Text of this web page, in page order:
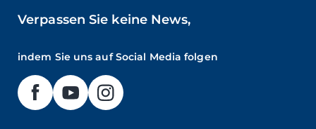
Verpassen Sie keine News,
indem Sie uns auf Social Media folgen